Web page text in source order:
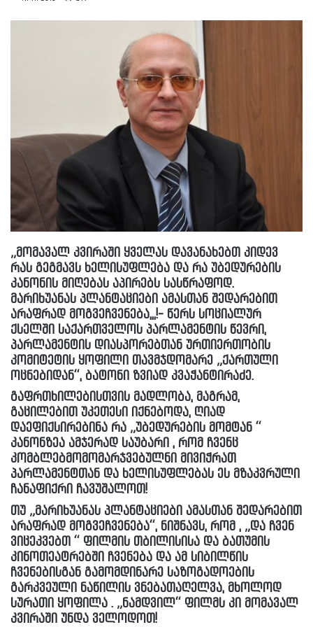
„მომავალ კვირაში ყველას დავანახებთ კიდევ
რას გეგმავს ხელისუფლება და რა უბედურების
კანონის მიღებას აპირებს სასწრაფოდ.
მარიხუანას პლანტაციები ამასთან შედარებით
არაფრად მოგვეჩვენება,,,!- წერს სოციალურ
ქსელში საქართველოს პარლამენტის წევრი,
პარლამენტის დიასპორებთან ურთიერთობის
კომიტეტის ყოფილი თავმჯდომარე „ქართული
ოცნებიდან“, ბატონი ზვიად კვაჭანტირაძე.
გაფრთხილებისთვის მადლობა, მაგრამ,
გაცილებით უკეთესი იქნებოდა, ღიად
დაეფიქსირებინა რა „უბედურების მომტან “
კანონზეა ამჯერად საუბარი , რომ ჩვენც
კომბლებმომომარჯვებულნი მივიჭრათ
პარლამენტთან და ხელისუფლებას ეს მზაკვრული
ჩანაფიქრი ჩავუშალოთ!
თუ „მარიხუანას პლანტაციები ამასთან შედარებით
არაფრად მოგვეჩვენება“, ნიშნავს, რომ , „და ჩვენ
ვიცეკვებთ “ ფილმის თბილისისა და ბათუმის
კინოთეატრებში ჩვენება და ამ სიბილწის
ჩვენებისგან გამომდინარე საზოგადოების
გარკვეული ნაწილის ვნებათაღელვა, მხოლოდ
სურათი ყოფილა . „ნამდვილ“ ფილმს კი მომავალ
კვირაში უნდა ველოდოთ!